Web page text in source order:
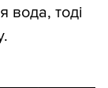
вода, тоді